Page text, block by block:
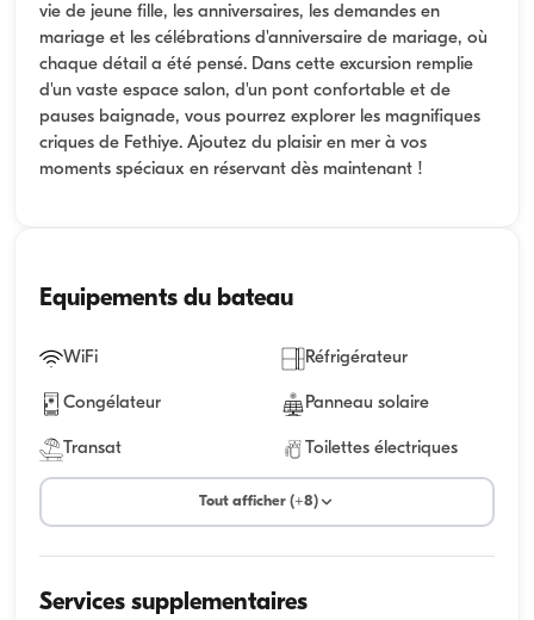
vie de jeune fille, les anniversaires, les demandes en
mariage et les célébrations d'anniversaire de mariage, où
chaque détail a été pensé. Dans cette excursion remplie
d'un vaste espace salon, d'un pont confortable et de
pauses baignade, vous pourrez explorer les magnifiques
criques de Fethiye. Ajoutez du plaisir en mer à vos
moments spéciaux en réservant dès maintenant !
Equipements du bateau
WiFi Réfrigérateur
Congélateur Panneau solaire
Transat Toilettes électriques
Tout afficher (+8)
Services supplementaires